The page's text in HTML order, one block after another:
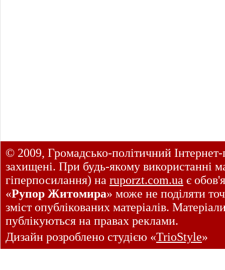
© 2009, Громадсько-політичний
захищені. При будь-якому використанні
гіперпосилання) на ruporzt.com.ua є
«Рупор Житомира» може не поділяти
зміст опублікованих матеріалів.
публікуються на правах реклами.
Дизайн розроблено студією «TrioStyle»